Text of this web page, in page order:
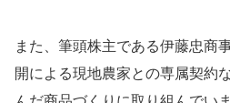
また、筆頭株主である伊藤忠商
開による現地農家との専属契約